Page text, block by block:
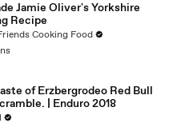
Jamie Oliver's Yorkshire
Recipe
Cooking Food
of Erzbergrodeo Red Bull
| Enduro 2018